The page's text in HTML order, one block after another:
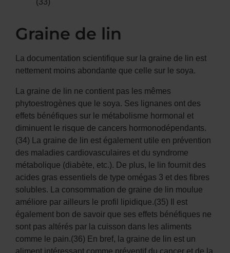
Graine de lin
La documentation scientifique sur la graine de lin est
nettement moins abondante que celle sur le soya.
La graine de lin ne contient pas les mêmes
phytoestrogènes que le soya. Ses lignanes ont des
effets bénéfiques sur le métabolisme hormonal et
diminuent le risque de cancers hormonodépendants.
(34) La graine de lin est également utile en prévention
des maladies cardiovasculaires et du syndrome
métabolique (diabète, etc.). De plus, le lin fournit des
acides gras essentiels de type omégas 3 et des fibres
solubles. La consommation de graine de lin moulue
améliore par ailleurs le profil lipidique.(35) Il est
également bon de savoir que ses effets bénéfiques ne
sont pas altérés par la cuisson dans les aliments
comme le pain.(36) En bref, la graine de lin est un
aliment intéressant comme préventif du cancer et de la